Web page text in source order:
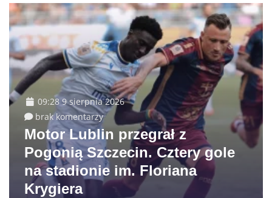
09:28 9 sierpnia 2026
brak komentarzy
Motor Lublin przegrał z
Pogonią Szczecin. Cztery gole
na stadionie im. Floriana
Krygiera